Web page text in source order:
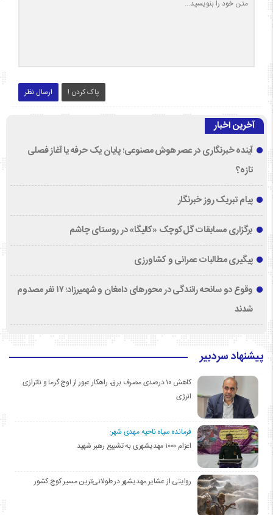
ارسال نظر پاک کردن !
آخرین اخبار
آینده خبرنگاری در عصر هوش مصنوعی؛ پایان یک حرفه یا آغاز فصلی
تازه؟
پیام تبریک روز خبرنگار
برگزاری مسابقات گل‌کوچک «کالیگا» در روستای چاشم
پیگیری مطالبات عمرانی و کشاورزی
وقوع دو سانحه رانندگی در محورهای دامغان و شهمیرزاد؛ ۱۷ نفر مصدوم
شدند
پیشنهاد سردبیر
کاهش ۱۰ درصدی مصرف برق، راهکار عبور از اوج گرما و ناترازی
انرژی
فرمانده سپاه ناحیه مهدی شهر:
اعزام ۱۰۰۰ مهدیشهری به تشییع رهبر شهید
روایتی از عشایر مهدیشهر در طولانی‌ترین مسیر کوچ کشور